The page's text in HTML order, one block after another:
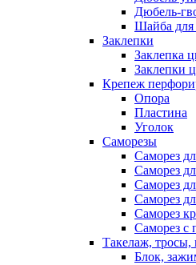
Дюбель-
Шайба для
Заклепки
Заклепка
Заклепки
Крепеж
Опора
Пластина
Уголок
Саморезы
Саморез
Саморез
Саморез
Саморез
Саморез
Саморез с
Такелаж, тросы,
Блок,